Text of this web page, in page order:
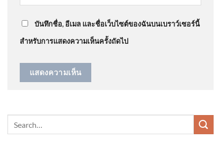
คุมผลกระทบพลังงาน-สิ่ง
แวดล้อม
บันทึกชื่อ, อีเมล และชื่อเว็บไซต์ของฉันบนเบราว์เซอร์นี้
สำหรับการแสดงความเห็นครั้งถัดไป